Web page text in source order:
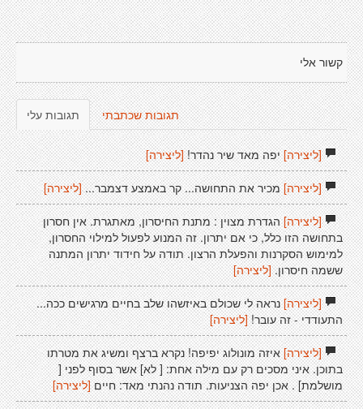
קשור אלי
תגובות עלי תגובות שכתבתי
[ליצירה]יפה מאד שיר נהדר! [ליצירה]
[ליצירה]מכיר את התחושה... קר באמצע דצמבר... [ליצירה]
[ליצירה]הגדרת מצוין : מתנת החיסרון, מאתגרת. אין חסרון
בתחושה הזו כלל, כי אם יתרון. זה המנוע לפעול למילוי החסרון,
למימוש הסקרנות והפעלת הרצון. תודה על חידוד יתרון המתנה
ששמה חיסרון.[ליצירה]
[ליצירה]נראה לי שכולם באיזשהו שלב בחיים מרגישים ככה...
התעודדי - זה עובר! [ליצירה]
[ליצירה]איזה מונולוג יפיפה! נקרא ברצף ומשיג את מטרתו
בתוכן. איני מסכים רק עם מילה אחת: [ לא] אשר בסוף לפני [
מושלמת] . אכן יפה הצניעות. תודה נהנתי מאד: חיים [ליצירה]